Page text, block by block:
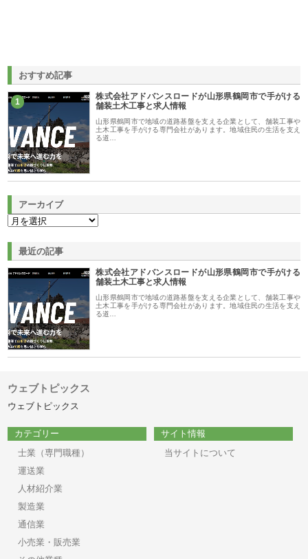
おすすめ記事
1
株式会社アドバンスロードが山形県鶴岡市で手がける
舗装土木工事と求人情報
山形県鶴岡市で地域の道路基盤を支える企業として、舗装工事や
土木工事を手がける専門会社があります。地域住民の生活を支え
る道…
アーカイブ
最近の記事
株式会社アドバンスロードが山形県鶴岡市で手がける
舗装土木工事と求人情報
山形県鶴岡市で地域の道路基盤を支える企業として、舗装工事や
土木工事を手がける専門会社があります。地域住民の生活を支え
る道…
ウェブトピックス
ウェブトピックス
カテゴリー
士業（専門職種）
運送業
人材紹介業
製造業
通信業
小売業・販売業
サイト情報
当サイトについて